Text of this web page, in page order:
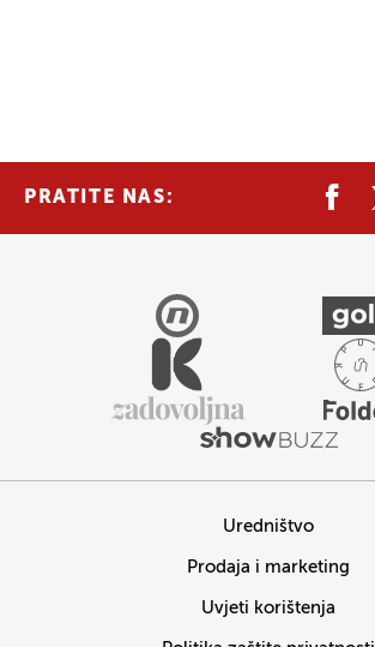
PRATITE NAS:
Uredništvo
Prodaja i marketing
Uvjeti korištenja